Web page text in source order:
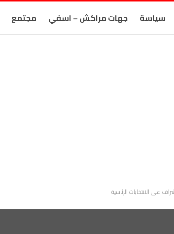
سياسة جهات مراكش – اسفي مجتمع
على الانتخابات الرئاسية